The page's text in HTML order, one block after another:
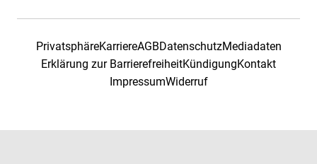
PrivatsphäreKarriereAGBDatenschutzMediadaten
Erklärung zur BarrierefreiheitKündigungKontakt
ImpressumWiderruf